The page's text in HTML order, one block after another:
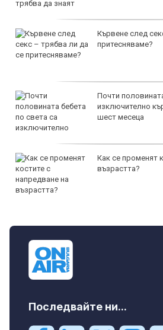
Кървене след
притесняваме?
Почти
изключително
шест месеца
Как се променят
възрастта?
Последвайте ни...